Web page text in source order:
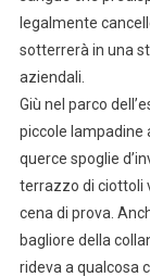
legalmente
sotterrerà in una
aziendali.
Giù nel parco
piccole lampadine
querce spoglie
terrazzo di ciottoli
cena di prova.
bagliore della
rideva a qualcosa